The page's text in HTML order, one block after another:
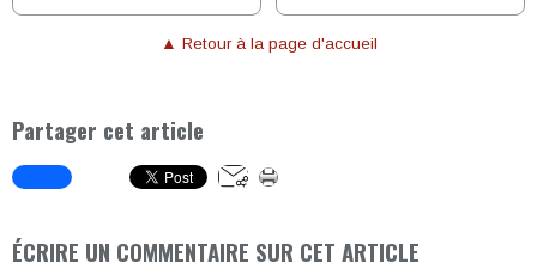
▲ Retour à la page d'accueil
Partager cet article
ÉCRIRE UN COMMENTAIRE SUR CET ARTICLE